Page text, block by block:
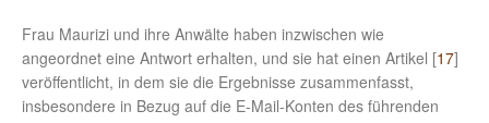
Frau Maurizi und ihre Anwälte haben inzwischen wie
angeordnet eine Antwort erhalten, und sie hat einen Artikel [17]
veröffentlicht, in dem sie die Ergebnisse zusammenfasst,
insbesondere in Bezug auf die E-Mail-Konten des führenden